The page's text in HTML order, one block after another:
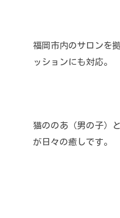
福岡市内のサロンを
ッションにも対応。
猫ののあ（男の子）
が日々の癒しです。